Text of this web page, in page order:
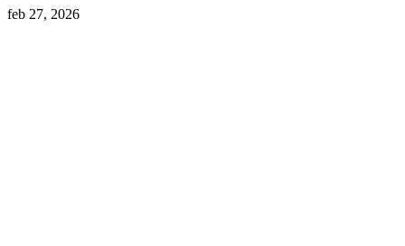
feb 27, 2026